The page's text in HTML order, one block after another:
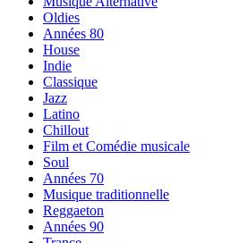
Oldies
Années 80
House
Indie
Classique
Jazz
Latino
Chillout
Film et Comédie musicale
Soul
Années 70
Musique traditionnelle
Reggaeton
Années 90